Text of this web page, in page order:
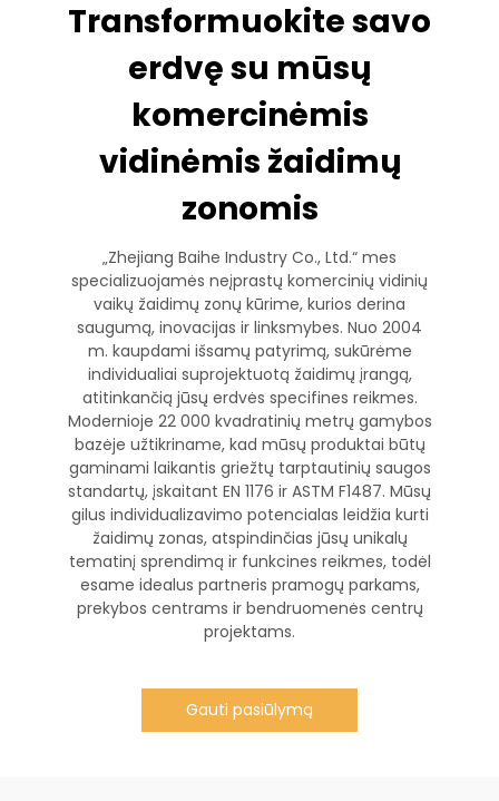
Transformuokite savo
erdvę su mūsų
komercinėmis
vidinėmis žaidimų
zonomis
„Zhejiang Baihe Industry Co., Ltd.“ mes
specializuojamės neįprastų komercinių vidinių
vaikų žaidimų zonų kūrime, kurios derina
saugumą, inovacijas ir linksmybes. Nuo 2004
m. kaupdami išsamų patyrimą, sukūrėme
individualiai suprojektuotą žaidimų įrangą,
atitinkančią jūsų erdvės specifines reikmes.
Modernioje 22 000 kvadratinių metrų gamybos
bazėje užtikriname, kad mūsų produktai būtų
gaminami laikantis griežtų tarptautinių saugos
standartų, įskaitant EN 1176 ir ASTM F1487. Mūsų
gilus individualizavimo potencialas leidžia kurti
žaidimų zonas, atspindinčias jūsų unikalų
tematinį sprendimą ir funkcines reikmes, todėl
esame idealus partneris pramogų parkams,
prekybos centrams ir bendruomenės centrų
projektams.
Gauti pasiūlymą